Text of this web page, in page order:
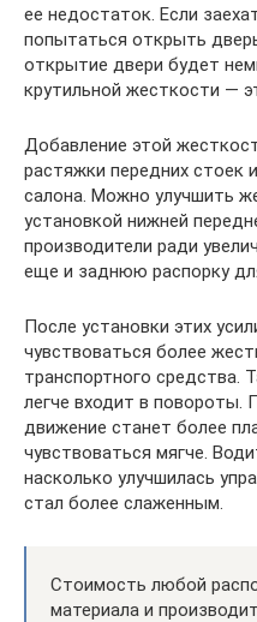
ее недостаток. Если
попытаться открыть
открытие двери будет
крутильной жесткости —
Добавление этой
растяжки передних стоек
салона. Можно улучшить
установкой нижней
производители ради
еще и заднюю распорку
После установки этих
чувствоваться более
транспортного средства.
легче входит в повороты.
движение станет более
чувствоваться мягче.
насколько улучшилась
стал более слаженным.
Стоимость любой
материала и